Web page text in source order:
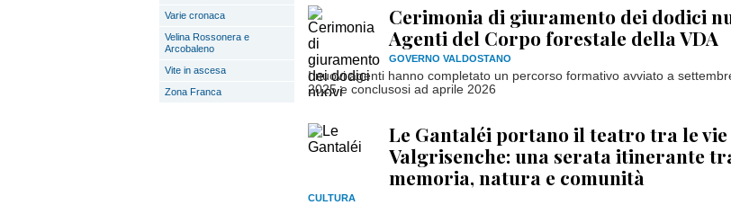
Varie cronaca
Velina Rossonera e
Arcobaleno
Vite in ascesa
Zona Franca
Cerimonia di giuramento dei dodici
Agenti del Corpo forestale della VDA
GOVERNO VALDOSTANO
I nuovi agenti hanno completato un percorso formativo avviato a
2025 e conclusosi ad aprile 2026
Le Gantaléi portano il teatro tra le
Valgrisenche: una serata itinerante
memoria, natura e comunità
CULTURA